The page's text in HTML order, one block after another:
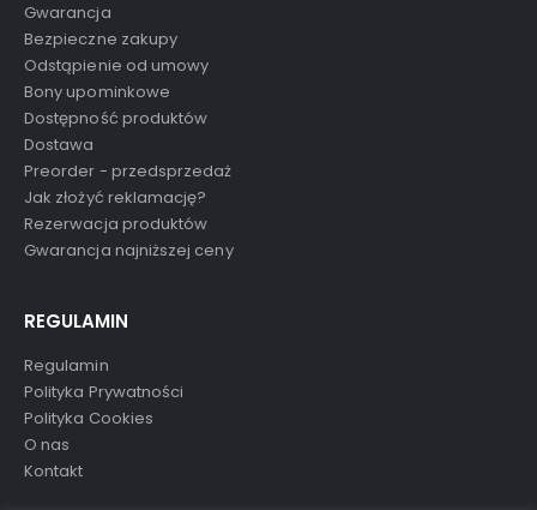
Gwarancja
Bezpieczne zakupy
Odstąpienie od umowy
Bony upominkowe
Dostępność produktów
Dostawa
Preorder - przedsprzedaż
Jak złożyć reklamację?
Rezerwacja produktów
Gwarancja najniższej ceny
REGULAMIN
Regulamin
Polityka Prywatności
Polityka Cookies
O nas
Kontakt